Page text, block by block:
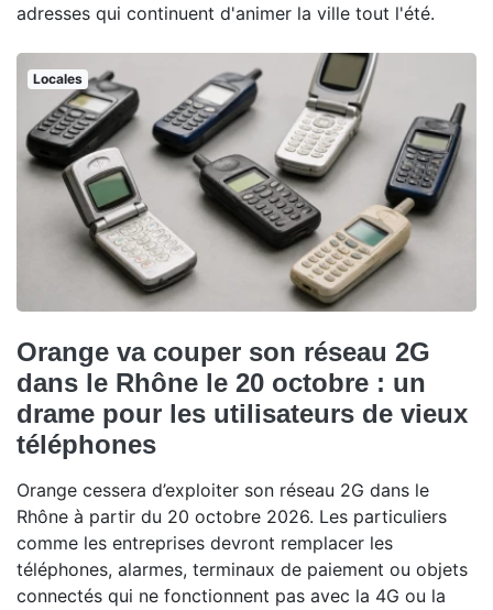
adresses qui continuent d'animer la ville tout l'été.
Locales
Orange va couper son réseau 2G
dans le Rhône le 20 octobre : un
drame pour les utilisateurs de vieux
téléphones
Orange cessera d’exploiter son réseau 2G dans le
Rhône à partir du 20 octobre 2026. Les particuliers
comme les entreprises devront remplacer les
téléphones, alarmes, terminaux de paiement ou objets
connectés qui ne fonctionnent pas avec la 4G ou la